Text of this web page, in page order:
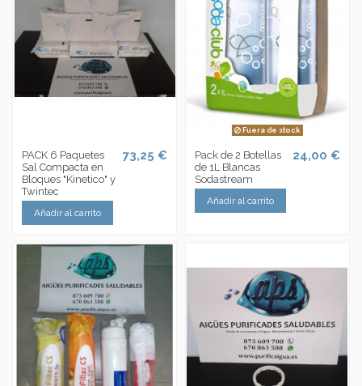
PACK 6 Paquetes
Sal Compacta en
Bloques "Kinetico" y
Twintec
73,25 €
Añadir al carrito
Fuera de stock
Pack de 2 Botellas
de 1L Blancas
Sodastream
24,00 €
Añadir al carrito